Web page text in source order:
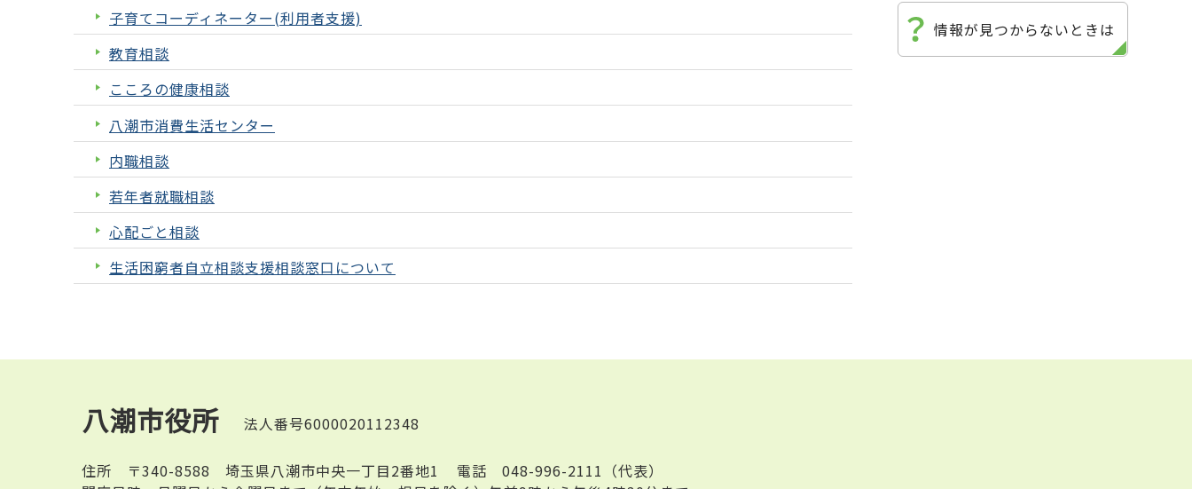
子育てコーディネーター(利用者支援)
教育相談
こころの健康相談
八潮市消費生活センター
内職相談
若年者就職相談
心配ごと相談
生活困窮者自立相談支援相談窓口について
情報が見つからないときは
八潮市役所 法人番号6000020112348
住所 〒340-8588 埼玉県八潮市中央一丁目2番地1 電話 048-996-2111（代表）